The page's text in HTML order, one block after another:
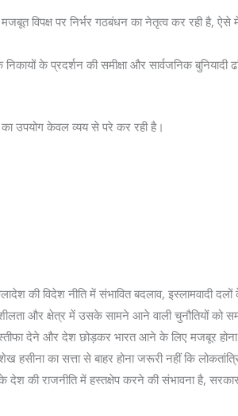
विपक्ष पर निर्भर गठबंधन का नेतृत्व कर रही है,
के प्रदर्शन की समीक्षा और सार्वजनिक
का उपयोग केवल व्यय से परे कर रही है।
की विदेश नीति में संभावित बदलाव, इस्लामवादी
और क्षेत्र में उसके सामने आने वाली चुनौतियों को
देने और देश छोड़कर भारत आने के लिए मजबूर
का सत्ता से बाहर होना जरूरी नहीं कि
देश की राजनीति में हस्तक्षेप करने की संभावना है,